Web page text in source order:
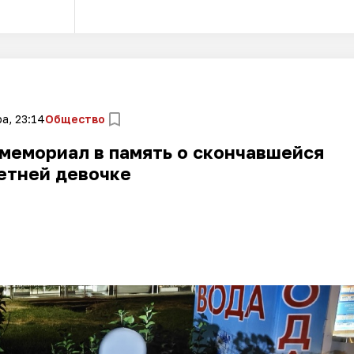
23:14Общество
в память о скончавшейся
девочке